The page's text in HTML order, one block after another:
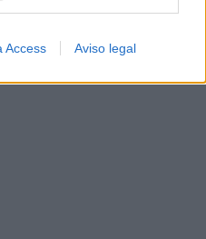
Access Aviso legal